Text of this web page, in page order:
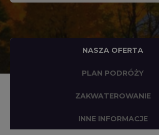
NASZA OFERTA
PLAN PODRÓŻY
ZAKWATEROWANIE
INNE INFORMACJE